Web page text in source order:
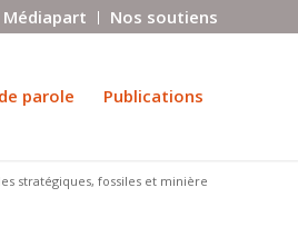
Nos soutiens
parole Publications
stratégiques, fossiles et minière